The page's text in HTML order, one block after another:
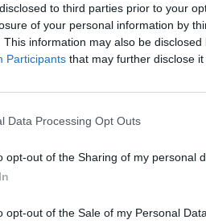
to third parties prior to your
of your personal information by
This information may also be
Participants that may further disclose
Data Processing Opt Outs
opt-out of the Sharing of my personal
opt-out of the Sale of my Personal Data.